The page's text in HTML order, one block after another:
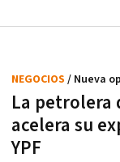
La petrolera
acelera su
YPF
NEGOCIOS / Nueva